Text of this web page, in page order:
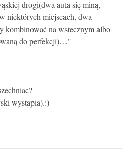
drogi(dwa auta się miną,
niektórych miejscach, dwa
kombinować na wstecznym albo
do perfekcji)…"
wystapia).:)